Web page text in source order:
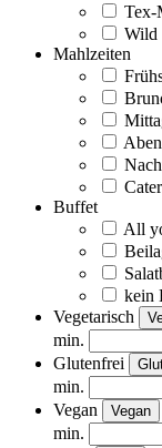
Tex-
Wild
Mahlzeiten
Buffet
All
kein
Vegetarisch
min.
Glutenfrei
min.
Vegan
Vegan
min.